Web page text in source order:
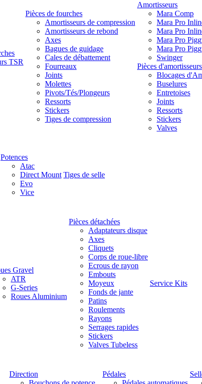
TSR
Pièces de fourches
Amortisseurs de compression
Amortisseurs de rebond
Axes
Bagues de guidage
Cales de débattement
Fourreaux
Joints
Molettes
Pivots/Tés/Plongeurs
Ressorts
Stickers
Tiges de compression
Amortisseurs
Mara Comp
Mara Pro
Mara Pro
Mara Pro
Mara Pro
Swinger
Pièces d'amortisseurs
Blocages
Buselures
Entretoises
Joints
Ressorts
Stickers
Valves
Potences
Atac
Direct Mount
Evo
Vice
Tiges de selle
Gravel
ATR
G-Series
Roues Aluminium
Pièces détachées
Adaptateurs disque
Axes
Cliquets
Corps de roue-libre
Ecrous de rayon
Embouts
Moyeux
Fonds de jante
Patins
Roulements
Rayons
Serrages rapides
Stickers
Valves Tubeless
Service Kits
Direction
Pédales